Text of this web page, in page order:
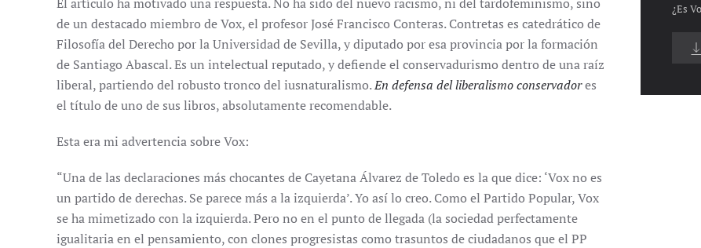
de un destacado miembro de Vox, el profesor José Francisco Conteras. Contretas es catedrático de
Filosofía del Derecho por la Universidad de Sevilla, y diputado por esa provincia por la formación
de Santiago Abascal. Es un intelectual reputado, y defiende el conservadurismo dentro de una raíz
liberal, partiendo del robusto tronco del iusnaturalismo.En defensa del liberalismo conservadores
el título de uno de sus libros, absolutamente recomendable.
Esta era mi advertencia sobre Vox:
“Una de las declaraciones más chocantes de Cayetana Álvarez de Toledo es la que dice: ‘Vox no es
un partido de derechas. Se parece más a la izquierda’. Yo así lo creo. Como el Partido Popular, Vox
se ha mimetizado con la izquierda. Pero no en el punto de llegada (la sociedad perfectamente
igualitaria en el pensamiento, con clones progresistas como trasuntos de ciudadanos que el PP
¿Es